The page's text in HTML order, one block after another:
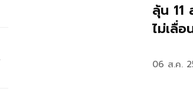
ลุ้น 11
ไม่เลื่
06 ส.ค.